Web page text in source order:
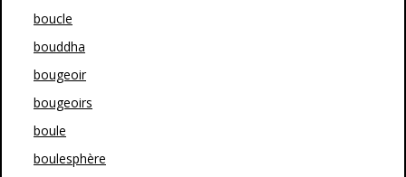
boucle
bouddha
bougeoir
bougeoirs
boule
boulesphère